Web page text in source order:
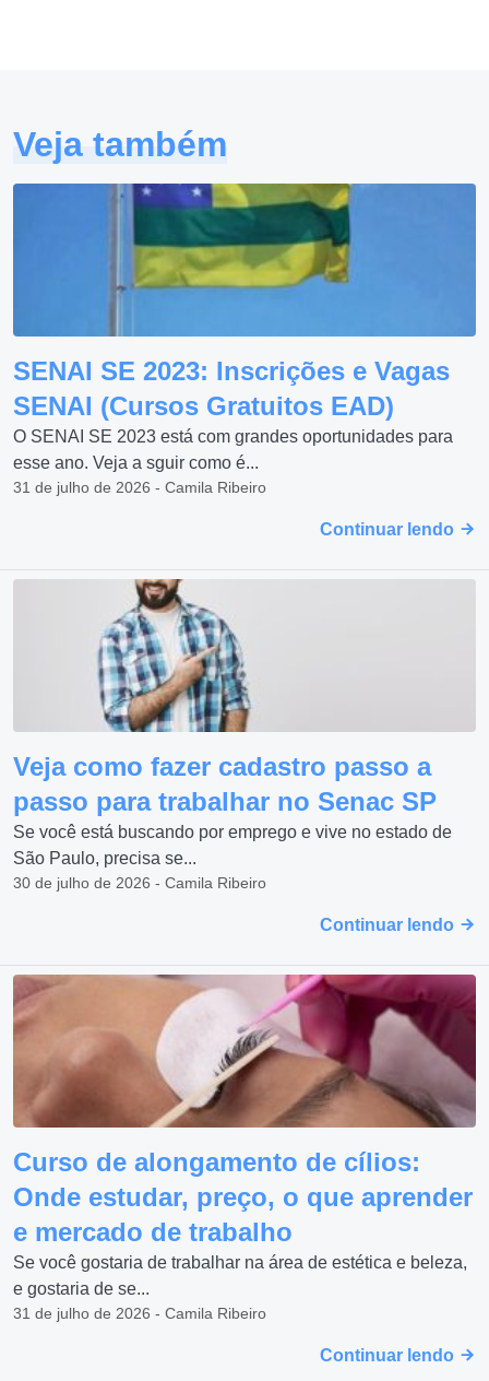
Veja também
SENAI SE 2023: Inscrições e Vagas
SENAI (Cursos Gratuitos EAD)
O SENAI SE 2023 está com grandes oportunidades para
esse ano. Veja a sguir como é...
31 de julho de 2026 - Camila Ribeiro
Continuar lendo
Veja como fazer cadastro passo a
passo para trabalhar no Senac SP
Se você está buscando por emprego e vive no estado de
São Paulo, precisa se...
30 de julho de 2026 - Camila Ribeiro
Continuar lendo
Curso de alongamento de cílios:
Onde estudar, preço, o que aprender
e mercado de trabalho
Se você gostaria de trabalhar na área de estética e beleza,
e gostaria de se...
31 de julho de 2026 - Camila Ribeiro
Continuar lendo